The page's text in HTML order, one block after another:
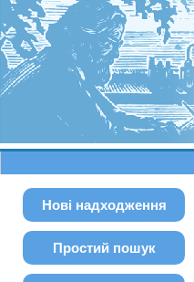
Нові надходження
Простий пошук